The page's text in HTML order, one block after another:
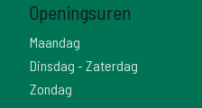
Openingsuren
Maandag
Dinsdag - Zaterdag
Zondag